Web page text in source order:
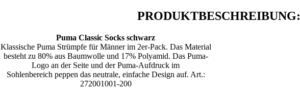
PRODUKTBESCHREIBUNG:
Puma Classic Socks schwarz
Klassische Puma Strümpfe für Männer im 2er-Pack. Das Material
besteht zu 80% aus Baumwolle und 17% Polyamid. Das Puma-
Logo an der Seite und der Puma-Aufdruck im
Sohlenbereich peppen das neutrale, einfache Design auf. Art.:
272001001-200